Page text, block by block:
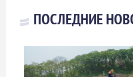
ПОСЛЕДНИЕ